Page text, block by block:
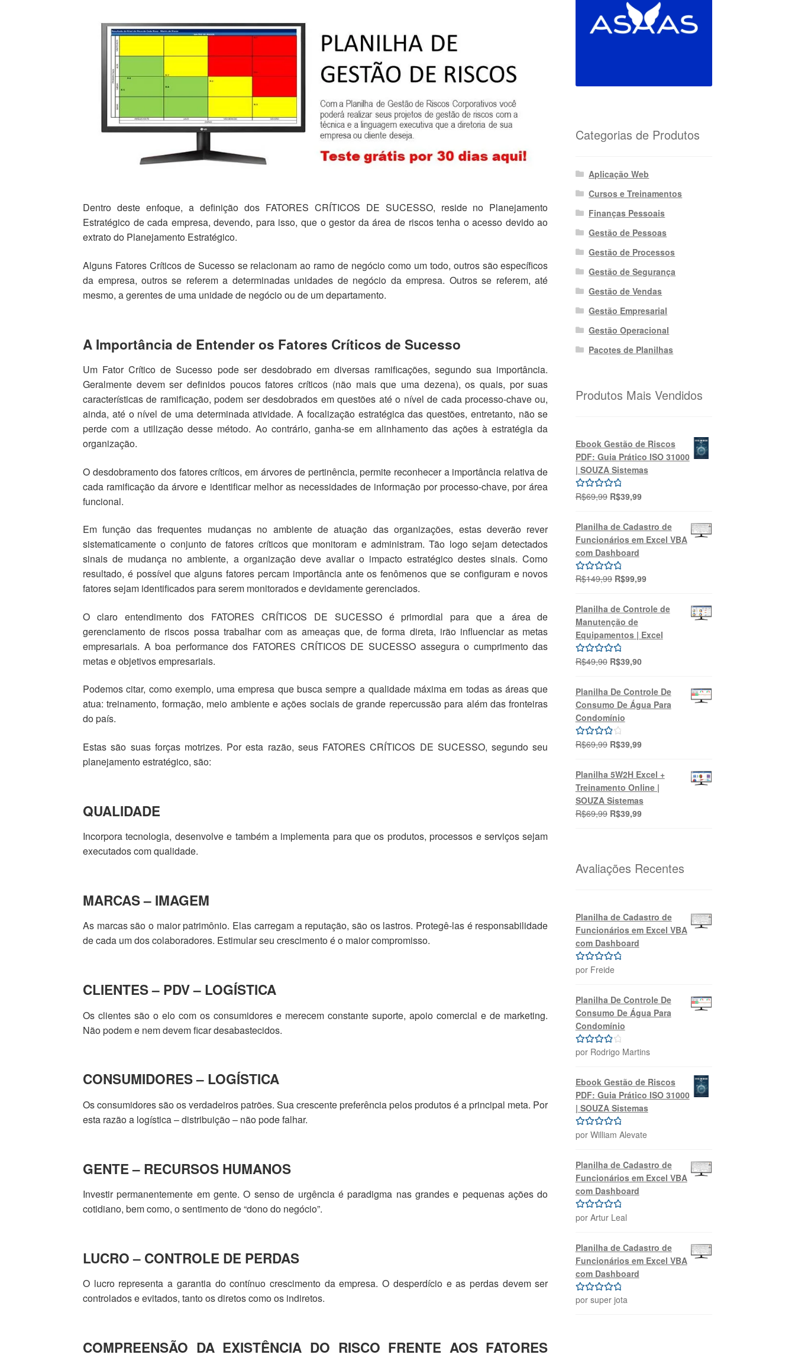
Dentro deste enfoque, a definição dos FATORES CRÍTICOS DE SUCESSO, reside no Planejamento
Estratégico de cada empresa, devendo, para isso, que o gestor da área de riscos tenha o acesso devido ao
extrato do Planejamento Estratégico.
Alguns Fatores Críticos de Sucesso se relacionam ao ramo de negócio como um todo, outros são específicos
da empresa, outros se referem a determinadas unidades de negócio da empresa. Outros se referem, até
mesmo, a gerentes de uma unidade de negócio ou de um departamento.
A Importância de Entender os Fatores Críticos de Sucesso
Um Fator Crítico de Sucesso pode ser desdobrado em diversas ramificações, segundo sua importância.
Geralmente devem ser definidos poucos fatores críticos (não mais que uma dezena), os quais, por suas
características de ramificação, podem ser desdobrados em questões até o nível de cada processo-chave ou,
ainda, até o nível de uma determinada atividade. A focalização estratégica das questões, entretanto, não se
perde com a utilização desse método. Ao contrário, ganha-se em alinhamento das ações à estratégia da
organização.
O desdobramento dos fatores críticos, em árvores de pertinência, permite reconhecer a importância relativa de
cada ramificação da árvore e identificar melhor as necessidades de informação por processo-chave, por área
funcional.
Em função das frequentes mudanças no ambiente de atuação das organizações, estas deverão rever
sistematicamente o conjunto de fatores críticos que monitoram e administram. Tão logo sejam detectados
sinais de mudança no ambiente, a organização deve avaliar o impacto estratégico destes sinais. Como
resultado, é possível que alguns fatores percam importância ante os fenômenos que se configuram e novos
fatores sejam identificados para serem monitorados e devidamente gerenciados.
O claro entendimento dos FATORES CRÍTICOS DE SUCESSO é primordial para que a área de
gerenciamento de riscos possa trabalhar com as ameaças que, de forma direta, irão influenciar as metas
empresariais. A boa performance dos FATORES CRÍTICOS DE SUCESSO assegura o cumprimento das
metas e objetivos empresariais.
Podemos citar, como exemplo, uma empresa que busca sempre a qualidade máxima em todas as áreas que
atua: treinamento, formação, meio ambiente e ações sociais de grande repercussão para além das fronteiras
do país.
Estas são suas forças motrizes. Por esta razão, seus FATORES CRÍTICOS DE SUCESSO, segundo seu
planejamento estratégico, são:
QUALIDADE
Incorpora tecnologia, desenvolve e também a implementa para que os produtos, processos e serviços sejam
executados com qualidade.
MARCAS – IMAGEM
As marcas são o maior patrimônio. Elas carregam a reputação, são os lastros. Protegê-las é responsabilidade
de cada um dos colaboradores. Estimular seu crescimento é o maior compromisso.
CLIENTES – PDV – LOGÍSTICA
Os clientes são o elo com os consumidores e merecem constante suporte, apoio comercial e de marketing.
Não podem e nem devem ficar desabastecidos.
CONSUMIDORES – LOGÍSTICA
Os consumidores são os verdadeiros patrões. Sua crescente preferência pelos produtos é a principal meta. Por
esta razão a logística – distribuição – não pode falhar.
GENTE – RECURSOS HUMANOS
Investir permanentemente em gente. O senso de urgência é paradigma nas grandes e pequenas ações do
cotidiano, bem como, o sentimento de “dono do negócio”.
LUCRO – CONTROLE DE PERDAS
O lucro representa a garantia do contínuo crescimento da empresa. O desperdício e as perdas devem ser
controlados e evitados, tanto os diretos como os indiretos.
COMPREENSÃO DA EXISTÊNCIA DO RISCO FRENTE AOS FATORES
Categorias de Produtos
Aplicação Web
Cursos e Treinamentos
Finanças Pessoais
Gestão de Pessoas
Gestão de Processos
Gestão de Segurança
Gestão de Vendas
Gestão Empresarial
Gestão Operacional
Pacotes de Planilhas
Produtos Mais Vendidos
Ebook Gestão de Riscos
PDF: Guia Prático ISO 31000
| SOUZA Sistemas
Avaliação
R$69,99 O
original
era:
R$69,99.
R$39,99O
é:
R$39,99.
Planilha de Cadastro de
Funcionários em Excel VBA
com Dashboard
Avaliação
R$149,99 O
original
era:
R$149,99.
R$99,99O
atual
é:
R$99,99.
Planilha de Controle de
Manutenção de
Equipamentos | Excel
Avaliação
R$49,90 O
original
era:
R$49,90.
R$39,90O
atual
é:
R$39,90.
Planilha De Controle De
Consumo De Água Para
Condomínio
Avaliação
R$69,99 O
original
era:
R$69,99.
R$39,99O
atual
é:
R$39,99.
Planilha 5W2H Excel +
Treinamento Online |
SOUZA Sistemas
R$69,99 O
R$69,99.
R$39,99O
R$39,99.
Avaliações Recentes
Planilha de Cadastro de
Funcionários em Excel VBA
com Dashboard
Avaliação5
por Freide
Planilha De Controle De
Consumo De Água Para
Condomínio
Avaliação
por Rodrigo Martins
Ebook Gestão de Riscos
PDF: Guia Prático ISO 31000
| SOUZA Sistemas
Avaliação5
por William Alevate
Planilha de Cadastro de
Funcionários em Excel VBA
com Dashboard
Avaliação 5
por Artur Leal
Planilha de Cadastro de
Funcionários em Excel VBA
com Dashboard
Avaliação5
por super jota